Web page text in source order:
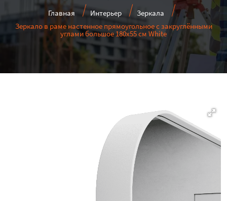
Главная Интерьер
Зеркала
Зеркало в раме настенное прямоугольное с закруглёнными
углами большое 180х55 см White